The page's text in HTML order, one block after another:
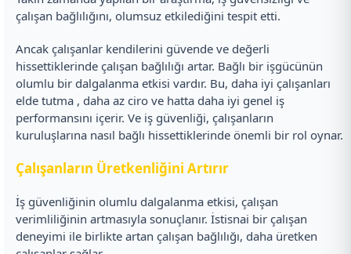
çalışan bağlılığını, olumsuz etkilediğini tespit etti.
Ancak çalışanlar kendilerini güvende ve değerli
hissettiklerinde çalışan bağlılığı artar. Bağlı bir işgücünün
olumlu bir dalgalanma etkisi vardır. Bu, daha iyi çalışanları
elde tutma , daha az ciro ve hatta daha iyi genel iş
performansını içerir. Ve iş güvenliği, çalışanların
kuruluşlarına nasıl bağlı hissettiklerinde önemli bir rol oynar.
Çalışanların Üretkenliğini Artırır
İş güvenliğinin olumlu dalgalanma etkisi, çalışan
verimliliğinin artmasıyla sonuçlanır. İstisnai bir çalışan
deneyimi ile birlikte artan çalışan bağlılığı, daha üretken